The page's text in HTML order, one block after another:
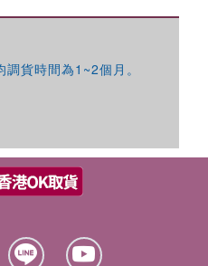
貨時間為1~2個月。